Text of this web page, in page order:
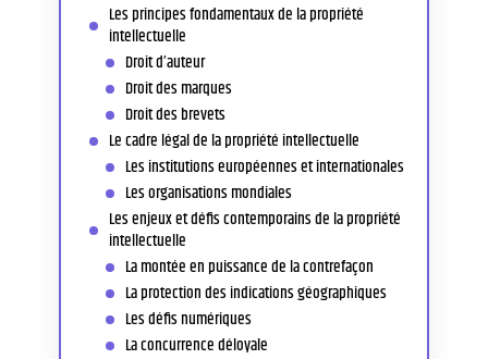
Les principes fondamentaux de la propriété
intellectuelle
Droit d’auteur
Droit des marques
Droit des brevets
Le cadre légal de la propriété intellectuelle
Les institutions européennes et internationales
Les organisations mondiales
Les enjeux et défis contemporains de la propriété
intellectuelle
La montée en puissance de la contrefaçon
La protection des indications géographiques
Les défis numériques
La concurrence déloyale